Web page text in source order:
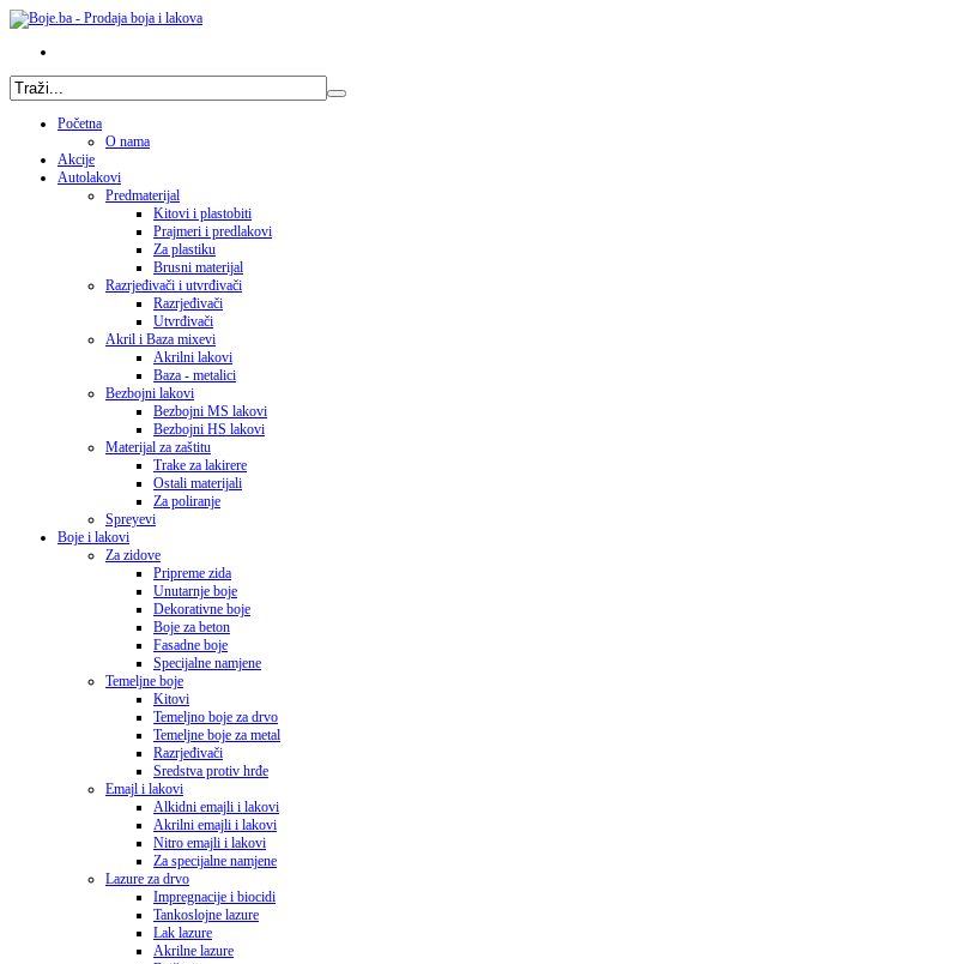
Početna
O nama
Akcije
Autolakovi
Predmaterijal
Kitovi i plastobiti
Prajmeri i predlakovi
Za plastiku
Brusni materijal
Razrjeđivači i utvrđivači
Razrjeđivači
Utvrđivači
Akril i Baza mixevi
Akrilni lakovi
Baza - metalici
Bezbojni lakovi
Bezbojni MS lakovi
Bezbojni HS lakovi
Materijal za zaštitu
Trake za lakirere
Ostali materijali
Za poliranje
Spreyevi
Boje i lakovi
Za zidove
Pripreme zida
Unutarnje boje
Dekorativne boje
Boje za beton
Fasadne boje
Specijalne namjene
Temeljne boje
Kitovi
Temeljno boje za drvo
Temeljne boje za metal
Razrjeđivači
Sredstva protiv hrđe
Emajl i lakovi
Alkidni emajli i lakovi
Akrilni emajli i lakovi
Nitro emajli i lakovi
Za specijalne namjene
Lazure za drvo
Impregnacije i biocidi
Tankoslojne lazure
Lak lazure
Akrilne lazure